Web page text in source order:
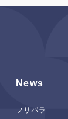
News
フリパラ